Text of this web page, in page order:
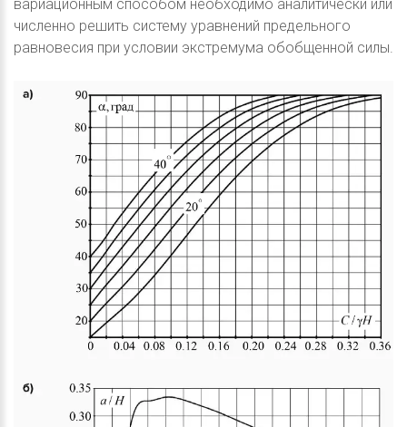
вариационным способом необходимо аналитически или
численно решить систему уравнений предельного
равновесия при условии экстремума обобщенной силы.